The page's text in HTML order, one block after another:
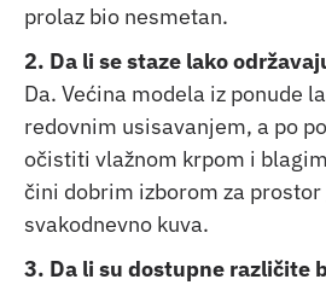
prolaz bio nesmetan.
2. Da li se staze lako
Da. Većina modela iz ponude
redovnim usisavanjem, a po
očistiti vlažnom krpom i
čini dobrim izborom za prostor
svakodnevno kuva.
3. Da li su dostupne različite